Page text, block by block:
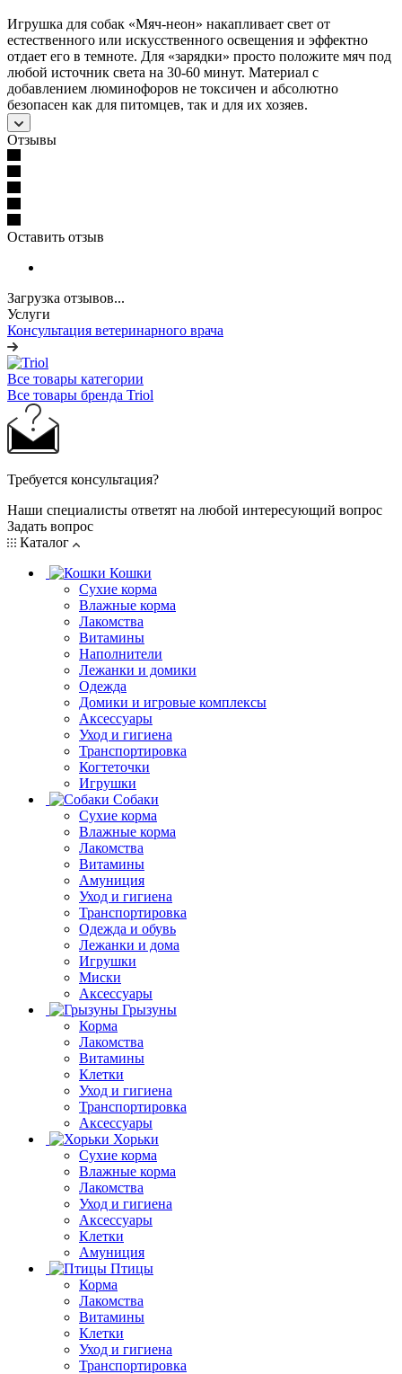
Игрушка для собак «Мяч-неон» накапливает свет от
естественного или искусственного освещения и эффектно
отдает его в темноте. Для «зарядки» просто положите мяч под
любой источник света на 30-60 минут. Материал с
добавлением люминофоров не токсичен и абсолютно
безопасен как для питомцев, так и для их хозяев.
Отзывы
Оставить отзыв
Загрузка отзывов...
Услуги
Консультация ветеринарного врача
Все товары категории
Все товары бренда Triol
Требуется консультация?
Наши специалисты ответят на любой интересующий вопрос
Задать вопрос
Каталог
Кошки
Сухие корма
Влажные корма
Лакомства
Витамины
Наполнители
Лежанки и домики
Одежда
Домики и игровые комплексы
Аксессуары
Уход и гигиена
Транспортировка
Когтеточки
Игрушки
Собаки
Сухие корма
Влажные корма
Лакомства
Витамины
Амуниция
Уход и гигиена
Транспортировка
Одежда и обувь
Лежанки и дома
Игрушки
Миски
Аксессуары
Грызуны
Корма
Лакомства
Витамины
Клетки
Уход и гигиена
Транспортировка
Аксессуары
Хорьки
Сухие корма
Влажные корма
Лакомства
Уход и гигиена
Аксессуары
Клетки
Амуниция
Птицы
Корма
Лакомства
Витамины
Клетки
Уход и гигиена
Транспортировка